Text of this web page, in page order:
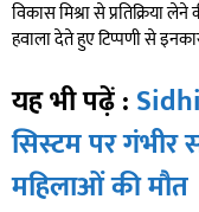
विकास मिश्रा से प्रतिक्रिया
हवाला देते हुए टिप्पणी से
यह भी पढ़ें :
सिस्टम पर गंभीर
महिलाओं की मौत